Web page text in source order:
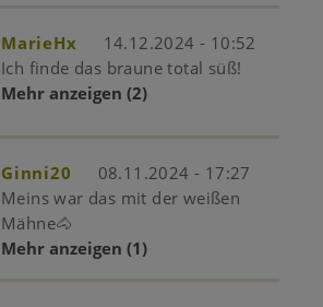
MarieHx
14.12.2024 - 10:52
Ich finde das braune total süß!
Mehr anzeigen (2)
Ginni20
08.11.2024 - 17:27
Meins war das mit der weißen
Mähne🐴
Mehr anzeigen (1)